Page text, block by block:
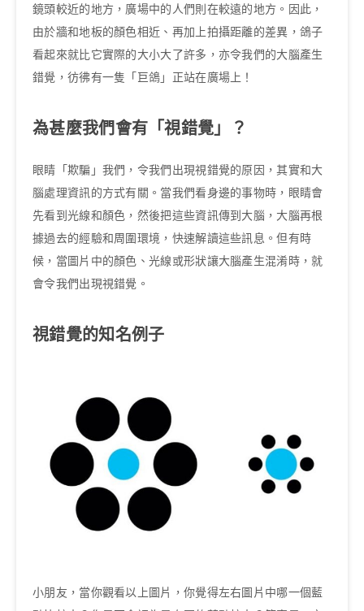
鏡頭較近的地方，廣場中的人們則在較遠的地方。因此，
由於牆和地板的顏色相近、再加上拍攝距離的差異，鴿子
看起來就比它實際的大小大了許多，亦令我們的大腦產生
錯覺，彷彿有一隻「巨鴿」正站在廣場上！
為甚麼我們會有「視錯覺」？
眼睛「欺騙」我們，令我們出現視錯覺的原因，其實和大
腦處理資訊的方式有關。當我們看身邊的事物時，眼睛會
先看到光線和顏色，然後把這些資訊傳到大腦，大腦再根
據過去的經驗和周圍環境，快速解讀這些訊息。但有時
候，當圖片中的顏色、光線或形狀讓大腦產生混淆時，就
會令我們出現視錯覺。
視錯覺的知名例子
小朋友，當你觀看以上圖片，你覺得左右圖片中哪一個藍